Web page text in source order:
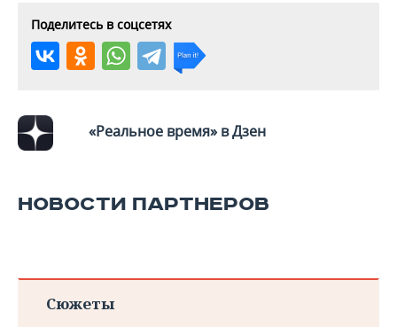
Поделитесь в соцсетях
«Реальное время» в Дзен
НОВОСТИ ПАРТНЕРОВ
Сюжеты